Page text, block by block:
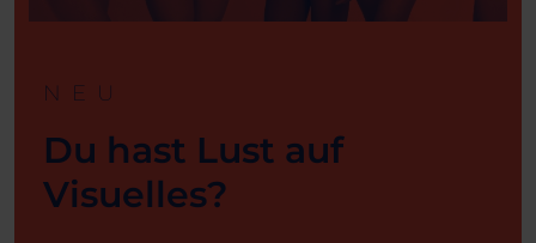
NEU
Du hast Lust auf
Visuelles?